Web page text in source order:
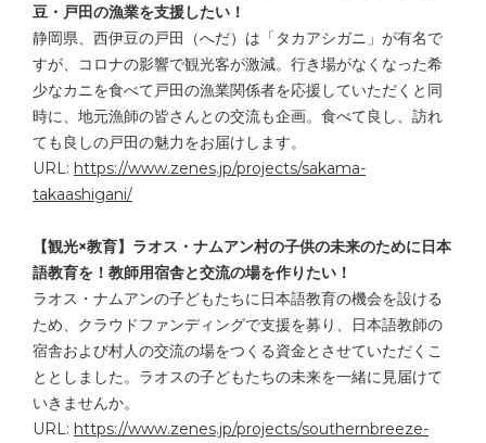
豆・戸田の漁業を支援したい！
静岡県、西伊豆の戸田（へだ）は「タカアシガニ」が有名で
すが、コロナの影響で観光客が激減。行き場がなくなった希
少なカニを食べて戸田の漁業関係者を応援していただくと同
時に、地元漁師の皆さんとの交流も企画。食べて良し、訪れ
ても良しの戸田の魅力をお届けします。
URL: https://www.zenes.jp/projects/sakama-
takaashigani/
【観光×教育】ラオス・ナムアン村の子供の未来のために日本
語教育を！教師用宿舎と交流の場を作りたい！
ラオス・ナムアンの子どもたちに日本語教育の機会を設ける
ため、クラウドファンディングで支援を募り、日本語教師の
宿舎および村人の交流の場をつくる資金とさせていただくこ
ととしました。ラオスの子どもたちの未来を一緒に見届けて
いきませんか。
URL: https://www.zenes.jp/projects/southernbreeze-